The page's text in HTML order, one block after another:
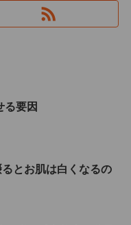
る要因
とお肌は白くなるの